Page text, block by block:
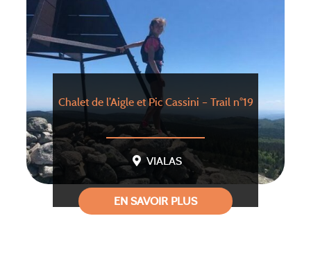
Chalet de l’Aigle et Pic Cassini – Trail n°19
VIALAS
EN SAVOIR PLUS